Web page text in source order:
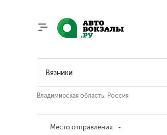
Владимирская область, Россия
Место отправления